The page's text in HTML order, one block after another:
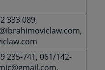
333 089,
235-741, 061/142-